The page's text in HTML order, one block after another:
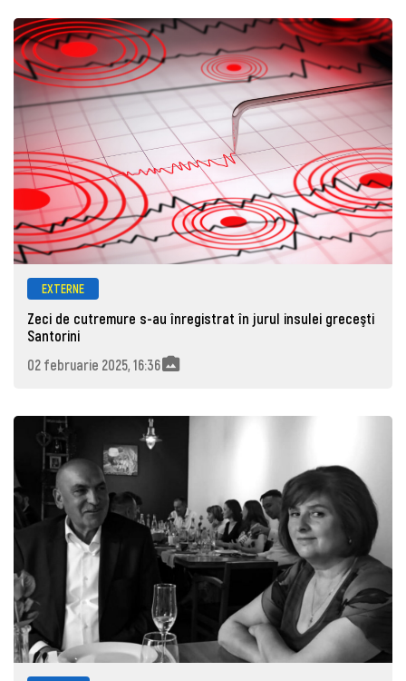
EXTERNE
Zeci de cutremure s-au înregistrat în jurul insulei greceşti
Santorini
02 februarie 2025, 16:36